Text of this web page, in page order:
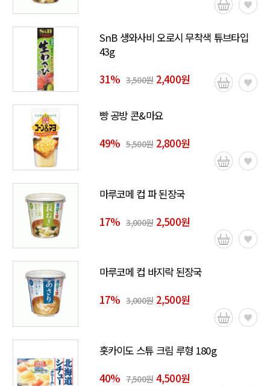
SnB 생와사비 오로시 무착색 튜브타입
43g
31% 3,500원2,400원
빵 공방 콘&마요
49% 5,500원2,800원
마루코메 컵 파 된장국
17% 3,000원2,500원
마루코메 컵 바지락 된장국
17% 3,000원2,500원
홋카이도 스튜 크림 루형 180g
40% 7,500원4,500원